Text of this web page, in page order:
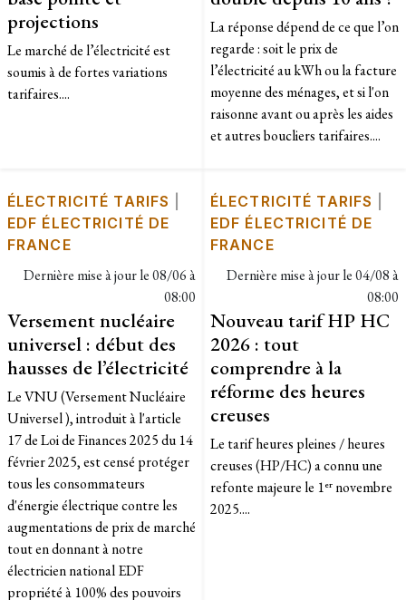
projections
Le marché de l’électricité est
soumis à de fortes variations
tarifaires....
La réponse dépend de ce que l’on
regarde : soit le prix de
l’électricité au kWh ou la facture
moyenne des ménages, et si l'on
raisonne avant ou après les aides
et autres boucliers tarifaires....
ÉLECTRICITÉ TARIFS
EDF ÉLECTRICITÉ DE
FRANCE
Dernière mise à jour le08/06 à
08:00
Versement nucléaire
universel : début des
hausses de l’électricité
Le VNU (Versement Nucléaire
Universel ), introduit à l'article
17 de Loi de Finances 2025 du 14
février 2025, est censé protéger
tous les consommateurs
d'énergie électrique contre les
augmentations de prix de marché
tout en donnant à notre
électricien national EDF
propriété à 100% des pouvoirs
ÉLECTRICITÉ TARIFS
EDF ÉLECTRICITÉ DE
FRANCE
Dernière mise à jour le04/08 à
08:00
Nouveau tarif HP HC
2026 : tout
comprendre à la
réforme des heures
creuses
Le tarif heures pleines / heures
creuses (HP/HC) a connu une
refonte majeure le 1ᵉʳ novembre
2025....